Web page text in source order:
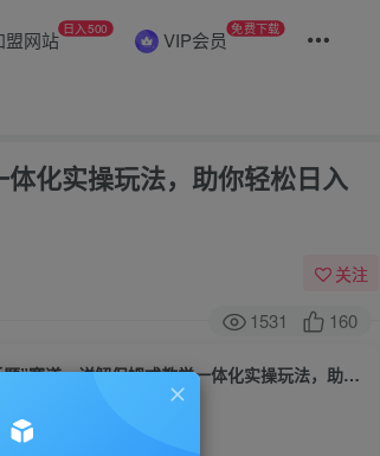
盟网站 日入500 VIP会员 免费下载
化实操玩法，助你轻松日入
关注
1531 160
掌握流量变现秘诀！视频号“今日话题”赛道，详解保姆式教学一体化实操玩法，助你轻松日入300+